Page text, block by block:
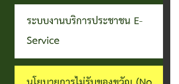
เบี้ย
ยังชีพ
ระบบงาน
บริการ
บริหาร
งาน
บุคคล
การ
ทุจริต
ระบบงานบริการประชาชน E-
Service